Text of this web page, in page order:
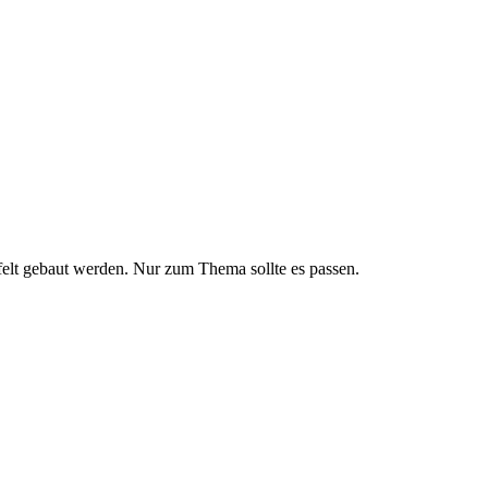
gebaut werden. Nur zum Thema sollte es passen.